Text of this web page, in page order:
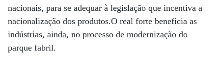
nacionais, para se adequar à legislação que incentiva a
nacionalização dos produtos.O real forte beneficia as
indústrias, ainda, no processo de modernização do
parque fabril.